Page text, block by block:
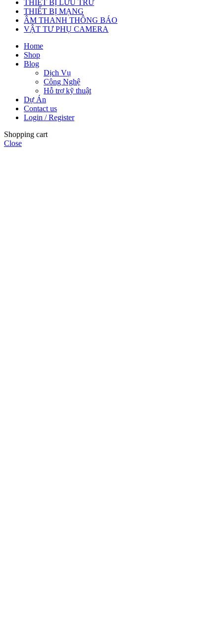
THIẾT BỊ LƯU TRỮ
THIẾT BỊ MẠNG
ÂM THANH THÔNG BÁO
VẬT TƯ PHỤ CAMERA
Home
Shop
Blog
Dịch Vụ
Công Nghệ
Hỗ trợ kỹ thuật
Dự Án
Contact us
Login / Register
Shopping cart
Close